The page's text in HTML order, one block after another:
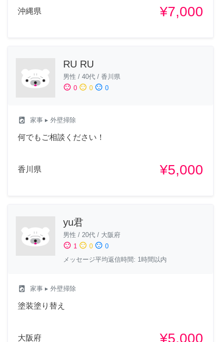
沖縄県 ¥7,000
RU RU
男性 / 40代 / 香川県
sentiment_satisfied 0 sentiment_neutral 0 sentiment_dissatisfied 0
local_laundry_service 家事 ▸ 外壁掃除
何でもご相談ください！
香川県 ¥5,000
yu君
男性 / 20代 / 大阪府
sentiment_satisfied 1 sentiment_neutral 0 sentiment_dissatisfied 0
メッセージ平均返信時間: 1時間以内
local_laundry_service 家事 ▸ 外壁掃除
塗装塗り替え
大阪府 ¥5,000